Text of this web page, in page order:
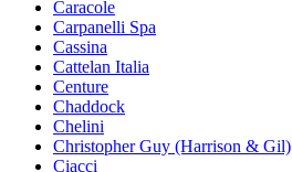
Caracole
Carpanelli Spa
Cassina
Cattelan Italia
Centure
Chaddock
Chelini
Christopher Guy (Harrison & Gil)
Ciacci